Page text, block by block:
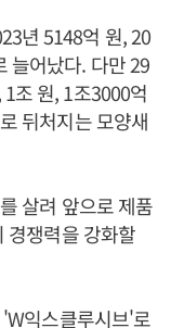
년 5148억 원, 20
늘어났다. 다만 29
조 원, 1조3000억
뒤처지는 모양새
살려 앞으로 제품
경쟁력을 강화할
익스클루시브'로